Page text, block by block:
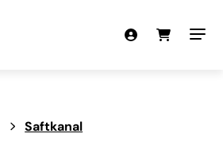
Saftkanal